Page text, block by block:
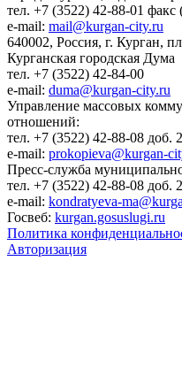
тел. +7 (3522) 42-88-01 факс
e-mail: mail@kurgan-city.ru
640002, Россия, г. Курган,
Курганская городская Дума
тел. +7 (3522) 42-84-00
e-mail: duma@kurgan-city.ru
Управление массовых
отношений:
тел. +7 (3522) 42-88-08 доб.
e-mail: prokopieva@kurgan-
Пресс-служба
тел. +7 (3522) 42-88-08 доб.
e-mail: kondratyeva-
Госвеб: kurgan.gosuslugi.ru
Политика
Авторизация